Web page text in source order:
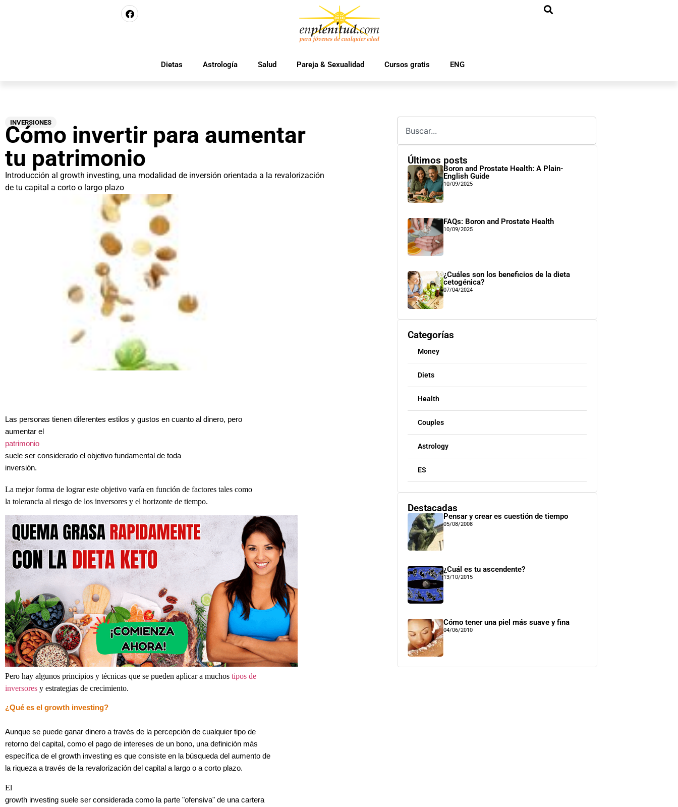
Dietas Astrología Salud Pareja & Sexualidad Cursos gratis ENG
INVERSIONES
Cómo invertir para aumentar
tu patrimonio
Introducción al growth investing, una modalidad de inversión orientada a la revalorización
de tu capital a corto o largo plazo
Las personas tienen diferentes estilos y gustos en cuanto al dinero, pero
aumentar el
patrimonio
suele ser considerado el objetivo fundamental de toda
inversión.
La mejor forma de lograr este objetivo varía en función de factores tales como
la tolerancia al riesgo de los inversores y el horizonte de tiempo.
Pero hay algunos principios y técnicas que se pueden aplicar a muchos tipos de
inversores y estrategias de crecimiento.
¿Qué es el growth investing?
Aunque se puede ganar dinero a través de la percepción de cualquier tipo de
retorno del capital, como el pago de intereses de un bono, una definición más
específica de el growth investing es que consiste en la búsqueda del aumento de
la riqueza a través de la revalorización del capital a largo o a corto plazo.
El
growth investing suele ser considerada como la parte "ofensiva" de una cartera
Últimos posts
Boron and Prostate Health: A Plain-
English Guide
10/09/2025
FAQs: Boron and Prostate Health
10/09/2025
¿Cuáles son los beneficios de la dieta
cetogénica?
07/04/2024
Categorías
Money
Diets
Health
Couples
Astrology
ES
Destacadas
Pensar y crear es cuestión de tiempo
05/08/2008
¿Cuál es tu ascendente?
13/10/2015
Cómo tener una piel más suave y fina
04/06/2010